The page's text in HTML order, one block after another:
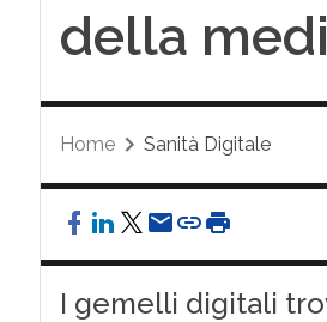
della
Home Sanità Digitale
I gemelli digitali